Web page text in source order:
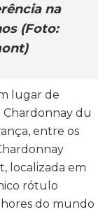
na
(Foto:
lugar de
du
entre os
localizada em
rótulo
do mundo